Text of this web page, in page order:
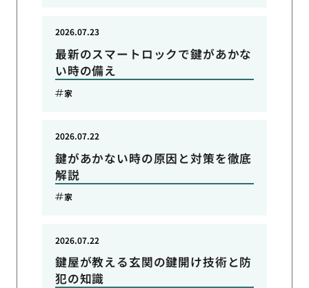
最新のスマートロックで鍵があかな
い時の備え
2026.07.23
家
鍵があかない時の原因と対策を徹底
解説
2026.07.22
家
鍵屋が教える玄関の鍵開け技術と防
犯の知識
2026.07.22